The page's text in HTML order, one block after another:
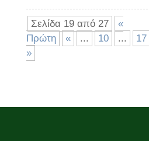
Σελίδα 19 από 27
«
Πρώτη
« ... 10 ... 17
»